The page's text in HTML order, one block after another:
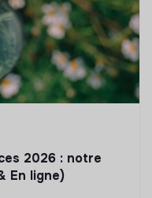
2026 : notre
En ligne)